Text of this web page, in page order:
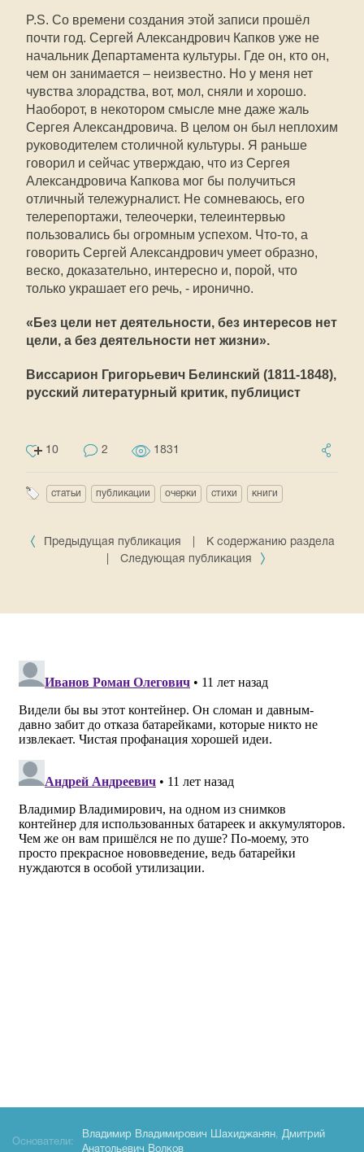
P.S. Со времени создания этой записи прошёл
почти год. Сергей Александрович Капков уже не
начальник Департамента культуры. Где он, кто он,
чем он занимается – неизвестно. Но у меня нет
чувства злорадства, вот, мол, сняли и хорошо.
Наоборот, в некотором смысле мне даже жаль
Сергея Александровича. В целом он был неплохим
руководителем столичной культуры. Я раньше
говорил и сейчас утверждаю, что из Сергея
Александровича Капкова мог бы получиться
отличный тележурналист. Не сомневаюсь, его
телерепортажи, телеочерки, телеинтервью
пользовались бы огромным успехом. Что-то, а
говорить Сергей Александрович умеет образно,
веско, доказательно, интересно и, порой, что
только украшает его речь, - иронично.
«Без цели нет деятельности, без интересов нет
цели, а без деятельности нет жизни».
Виссарион Григорьевич Белинский (1811-1848),
русский литературный критик, публицист
10 2 1831
статьи публикации очерки стихи книги
Предыдущая публикация
К содержанию раздела
Следующая публикация
Основатели:
Владимир Владимирович Шахиджанян, Дмитрий
Анатольевич Волков